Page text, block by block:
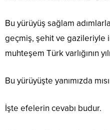
Bu yürüyüş sağlam
geçmiş, şehit ve gazileriyle
muhteşem Türk varlığının
Bu yürüyüşte yanımızda
İşte efelerin cevabı budur.